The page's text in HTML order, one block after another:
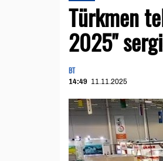
Türkmen
2025"
BT
14:49 11.11.2025